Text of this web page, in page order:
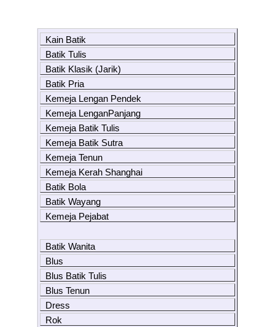
Kain Batik
Batik Tulis
Batik Klasik (Jarik)
Batik Pria
Kemeja Lengan Pendek
Kemeja LenganPanjang
Kemeja Batik Tulis
Kemeja Batik Sutra
Kemeja Tenun
Kemeja Kerah Shanghai
Batik Bola
Batik Wayang
Kemeja Pejabat
Batik Wanita
Blus
Blus Batik Tulis
Blus Tenun
Dress
Rok